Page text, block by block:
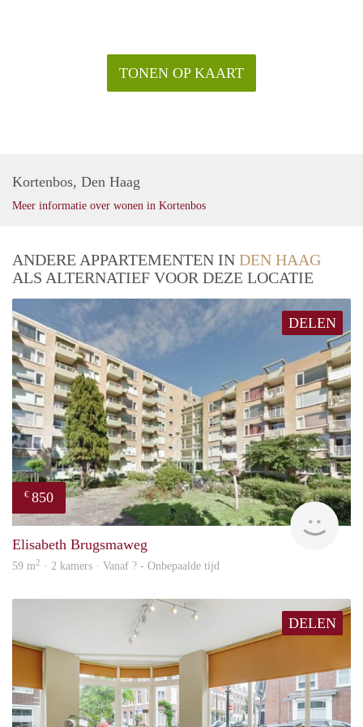
TONEN OP KAART
Kortenbos, Den Haag
Meer informatie over wonen in Kortenbos
ANDERE APPARTEMENTEN IN DEN HAAG
ALS ALTERNATIEF VOOR DEZE LOCATIE
DELEN
€ 850
Elisabeth Brugsmaweg
59 m2 · 2 kamers · Vanaf ? - Onbepaalde tijd
DELEN